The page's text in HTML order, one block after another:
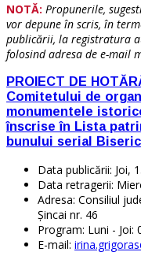
NOTĂ: Propunerile,
vor depune în scris, în
publicării, la registratura
folosind adresa de e-mail
PROIECT DE
Comitetului de
monumentele
înscrise în Lista
bunului serial
Data publicării: Joi,
Data retragerii:
Adresa: Consiliul
Şincai nr. 46
Program: Luni - Joi:
E-mail: